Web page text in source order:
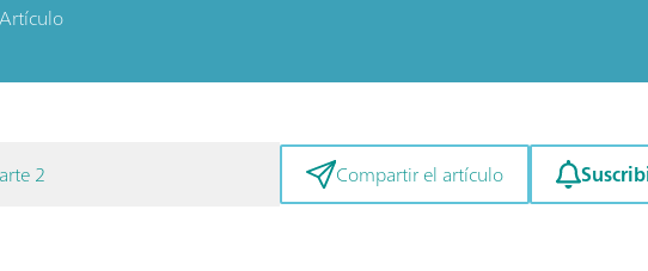
2 Compartir el artículo